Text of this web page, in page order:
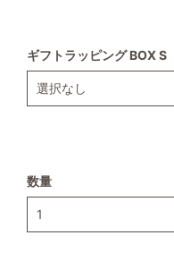
ギフトラッピング BOX S
数量